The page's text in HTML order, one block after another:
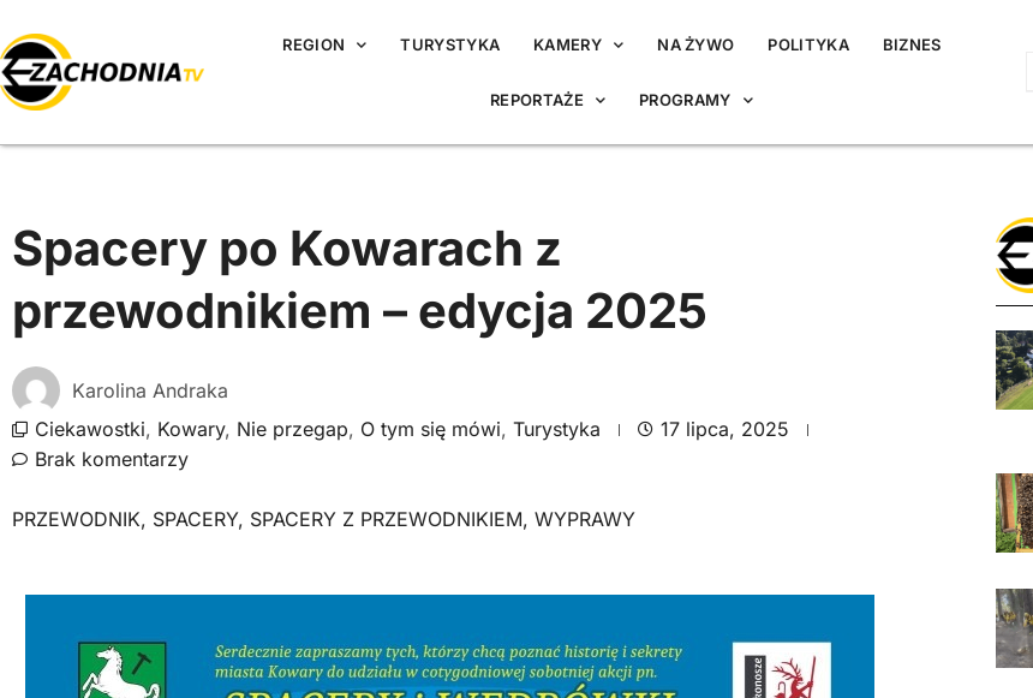
REGION TURYSTYKA KAMERY NA ŻYWO POLITYKA BIZNES
REPORTAŻE PROGRAMY
Spacery po Kowarach z
przewodnikiem – edycja 2025
Karolina Andraka
Ciekawostki, Kowary, Nie przegap, O tym się mówi, Turystyka
17 lipca, 2025
Brak komentarzy
PRZEWODNIK, SPACERY, SPACERY Z PRZEWODNIKIEM, WYPRAWY